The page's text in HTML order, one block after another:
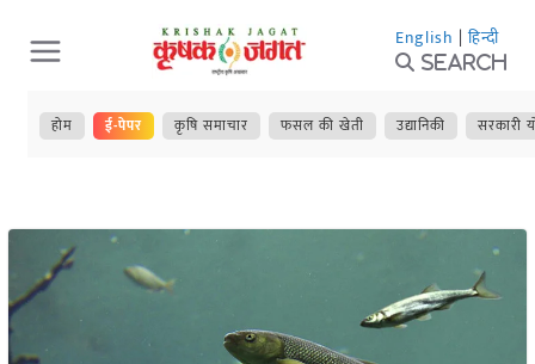
Skip
to
content
English | हिन्दी
Search
होम ई-पेपर कृषि समाचार फसल की खेती उद्यानिकी सरकारी